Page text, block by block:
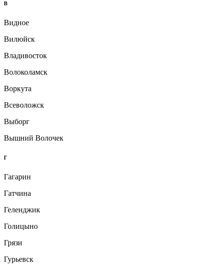
В
Видное
Вилюйск
Владивосток
Волоколамск
Воркута
Всеволожск
Выборг
Вышний Волочек
Г
Гагарин
Гатчина
Геленджик
Голицыно
Грязи
Гурьевск